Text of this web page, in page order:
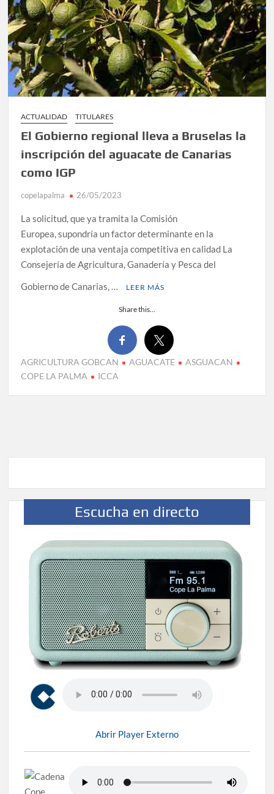
ACTUALIDAD TITULARES
El Gobierno regional lleva a Bruselas la
inscripción del aguacate de Canarias
como IGP
copelapalma 26/05/2023
La solicitud, que ya tramita la Comisión
Europea, supondría un factor determinante en la
explotación de una ventaja competitiva en calidad La
Consejería de Agricultura, Ganadería y Pesca del
Gobierno de Canarias, …
LEER MÁS
Share this...
AGRICULTURA GOBCAN AGUACATE
ASGUACAN
COPE LA PALMA
ICCA
Escucha en directo
Abrir Player Externo